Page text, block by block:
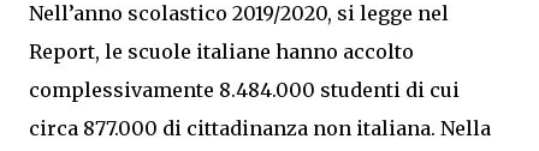
Nell’anno scolastico 2019/2020, si legge nel
Report, le scuole italiane hanno accolto
complessivamente 8.484.000 studenti di cui
circa 877.000 di cittadinanza non italiana. Nella